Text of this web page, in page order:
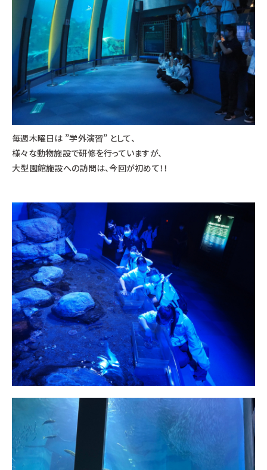
毎週木曜日は ”学外演習” として、
様々な動物施設で研修を行っていますが、
大型園館施設への訪問は、今回が初めて！！